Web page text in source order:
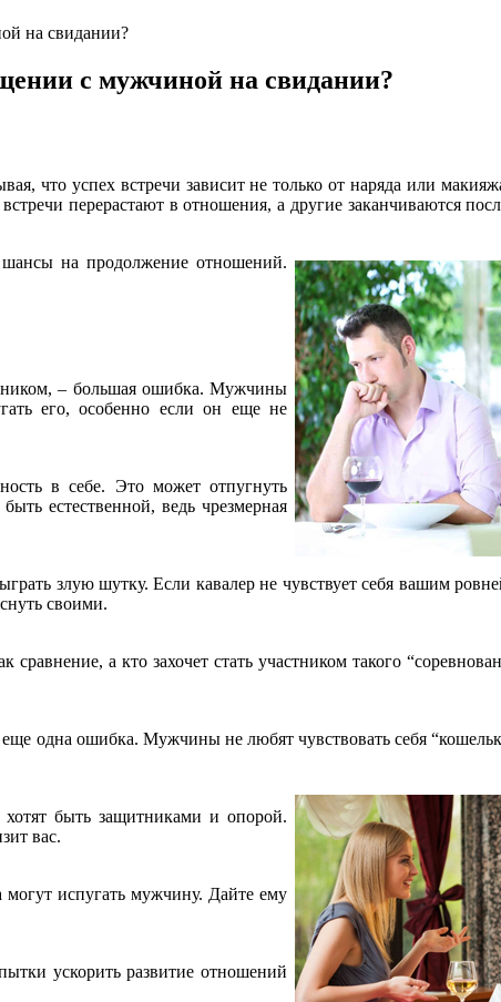
на свидании?
с мужчиной на свидании?
что успех встречи зависит не только от наряда или
перерастают в отношения, а другие заканчиваются
на продолжение отношений.
– большая ошибка. Мужчины
его, особенно если он еще не
в себе. Это может отпугнуть
естественной, ведь чрезмерная
злую шутку. Если кавалер не чувствует себя вашим
своими.
а кто захочет стать участником такого
одна ошибка. Мужчины не любят чувствовать себя
быть защитниками и опорой.
вас.
испугать мужчину. Дайте ему
ускорить развитие отношений